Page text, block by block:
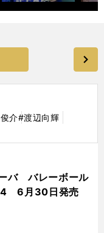
介#渡辺向輝
バ バレーボール
6月30日発売